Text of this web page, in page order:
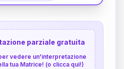
parziale gratuita
vedere un'interpretazione
tua Matrice! (o clicca qui!)